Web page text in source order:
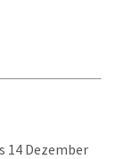
14 Dezember